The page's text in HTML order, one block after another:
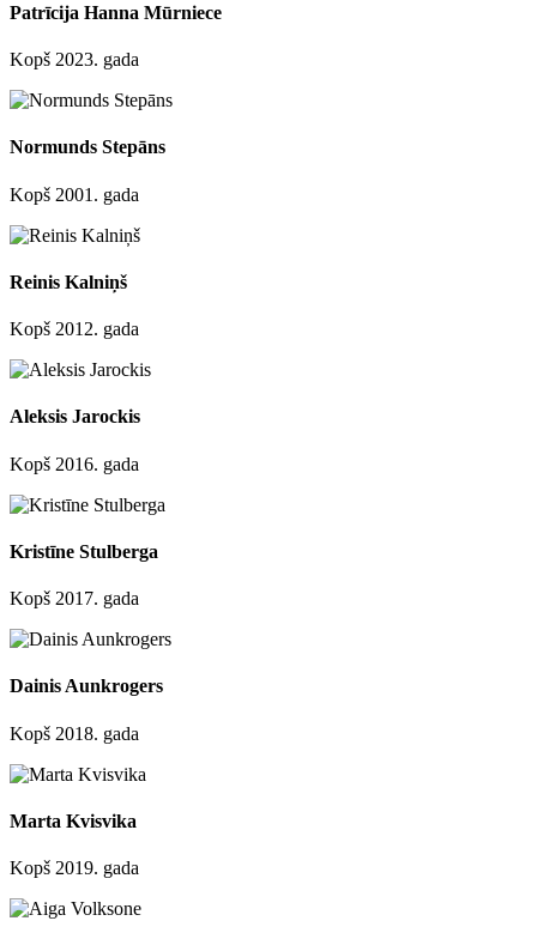
Patrīcija Hanna Mūrniece
Kopš 2023. gada
Normunds Stepāns
Kopš 2001. gada
Reinis Kalniņš
Kopš 2012. gada
Aleksis Jarockis
Kopš 2016. gada
Kristīne Stulberga
Kopš 2017. gada
Dainis Aunkrogers
Kopš 2018. gada
Marta Kvisvika
Kopš 2019. gada